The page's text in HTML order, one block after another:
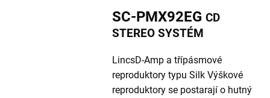
SC-PMX92EG CD
STEREO SYSTÉM
LincsD-Amp a třípásmové
reproduktory typu Silk Výškové
reproduktory se postarají o hutný